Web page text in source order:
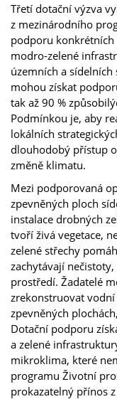
Třetí dotační výzva
z mezinárodního
podporu
modro-zelené
územních a
mohou získat
tak až 90 %
Podmínkou je, aby
lokálních
dlouhodobý přístup
změně klimatu.
Mezi podporovaná
zpevněných ploch
instalace drobných
tvoří živá vegetace,
zelené střechy
zachytávají
prostředí. Žadatelé
zrekonstruovat
zpevněných
Dotační podporu
a zelené
mikroklima, které
programu Životní
prokazatelný přínos